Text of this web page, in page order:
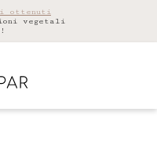
ottenuti
vegetali